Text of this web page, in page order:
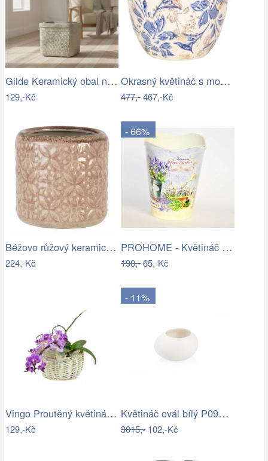
Gilde Keramický obal na květináč Košík
129,-Kč
Okrasný květináč s modrými květy - Ø 18…
477,-467,-Kč
Béžovo růžový keramický květináč se…
224,-Kč
- 66%
PROHOME - Květináč kulatý vysoký…
190,-65,-Kč
Vingo Proutěný květináč košíček s…
129,-Kč
- 11%
Květináč ovál bílý P0990/2
3015,-102,-Kč